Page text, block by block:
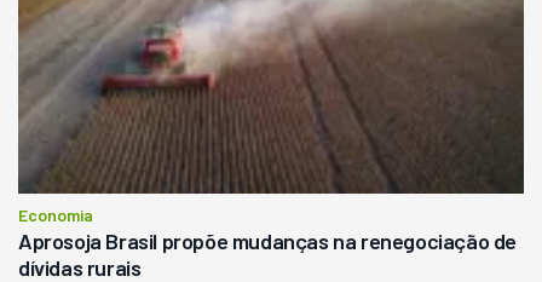
Economia
Aprosoja Brasil propõe mudanças na renegociação de
dívidas rurais